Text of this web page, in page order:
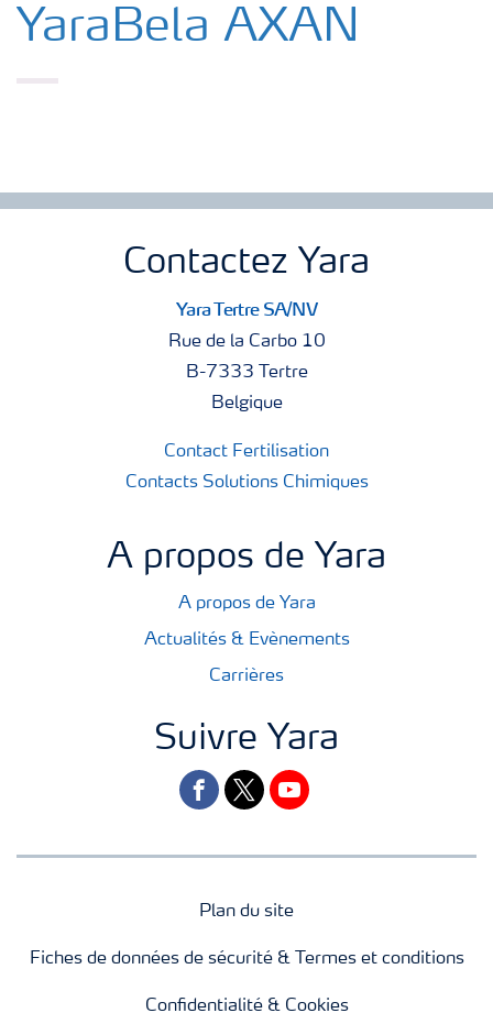
YaraBela AXAN
Contactez Yara
Yara Tertre SA/NV
Rue de la Carbo 10
B-7333 Tertre
Belgique
Contact Fertilisation
Contacts Solutions Chimiques
A propos de Yara
A propos de Yara
Actualités & Evènements
Carrières
Suivre Yara
facebooktwitteryoutube
Plan du site
Fiches de données de sécurité & Termes et conditions
Confidentialité & Cookies